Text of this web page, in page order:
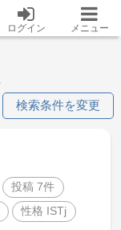
ログイン メニュー
検索条件を変更
投稿 7件
性格 ISTj